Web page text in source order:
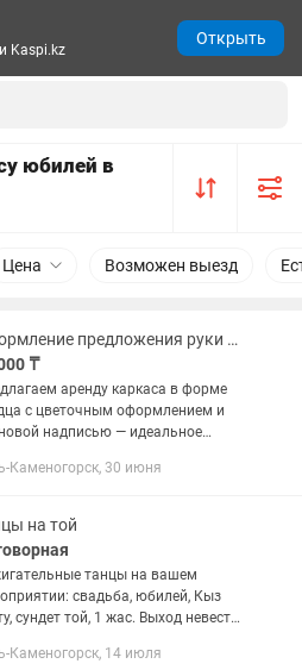
юбилей в
Цена Возможен выезд
Оформление предложения руки и сердца, дня рождения, юбилея
₸
аренду каркаса в форме
с цветочным оформлением и
надписью — идеальное
❤️ романтического свидания 🎉
Каменогорск, 30 июня
на той
танцы на вашем
свадьба, юбилей, Кыз
той, 1 жас. Выход невесты
танец Бразильский
Каменогорск, 14 июля
Kaspi.kz
Открыть